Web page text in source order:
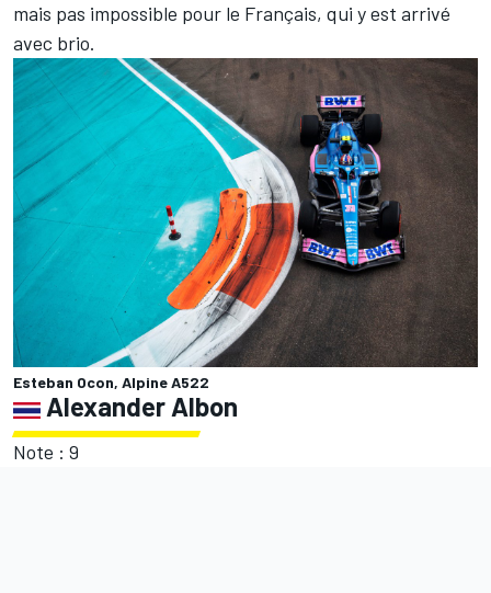
mais pas impossible pour le Français, qui y est arrivé
avec brio.
Esteban Ocon, Alpine A522
Alexander Albon
Note : 9